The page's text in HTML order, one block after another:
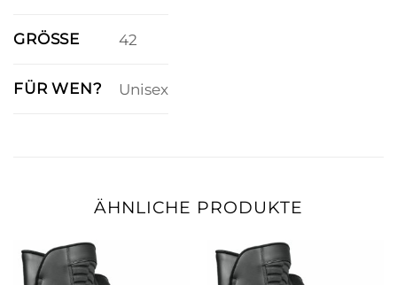
GRÖSSE 42
FÜR WEN? Unisex
ÄHNLICHE PRODUKTE